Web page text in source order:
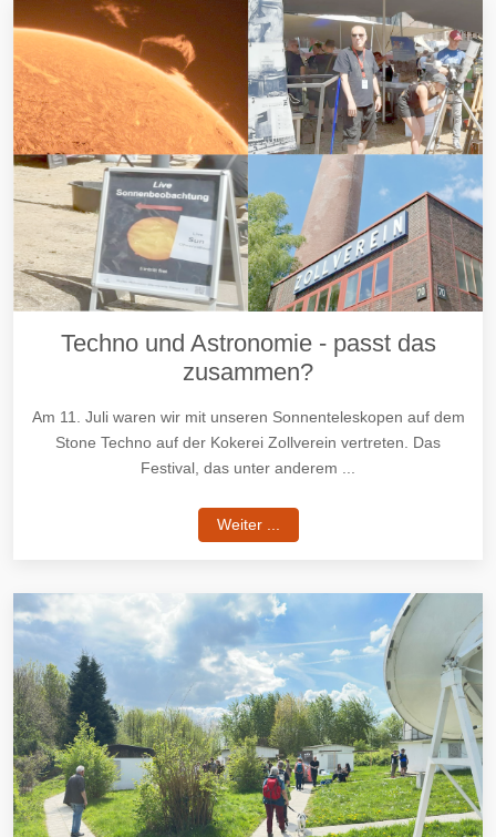
Techno und Astronomie - passt das
zusammen?
Am 11. Juli waren wir mit unseren Sonnenteleskopen auf dem
Stone Techno auf der Kokerei Zollverein vertreten. Das
Festival, das unter anderem ...
Weiter ...